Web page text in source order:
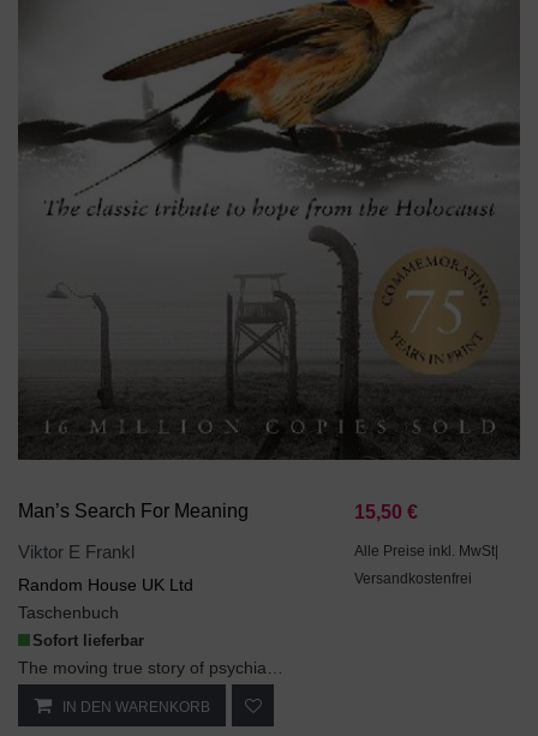
Man’s Search For Meaning
Viktor E Frankl
Random House UK Ltd
Taschenbuch
Sofort lieferbar
15,50 €
Alle Preise inkl. MwSt|
Versandkostenfrei
IN DEN WARENKORB